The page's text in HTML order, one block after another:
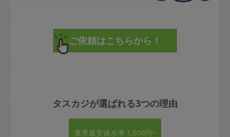
タスカジが選ばれる3つの理由
業界最安値水準 1,500円~